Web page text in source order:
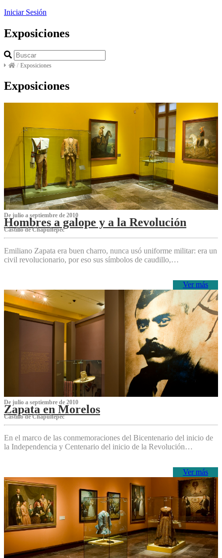
Iniciar Sesión
Exposiciones
/ Exposiciones
Exposiciones
De julio a septiembre de 2010
Hombres a galope y a la Revolución
Castillo de Chapultepec
Emiliano Zapata era buen charro, nunca usó uniforme militar: era un
civil revolucionario, por eso sus símbolos de caudillo,…
Ver más
De julio a septiembre de 2010
Zapata en Morelos
Castillo de Chapultepec
En el marco de las conmemoraciones del Bicentenario del inicio de
la Independencia y Centenario del inicio de la Revolución…
Ver más